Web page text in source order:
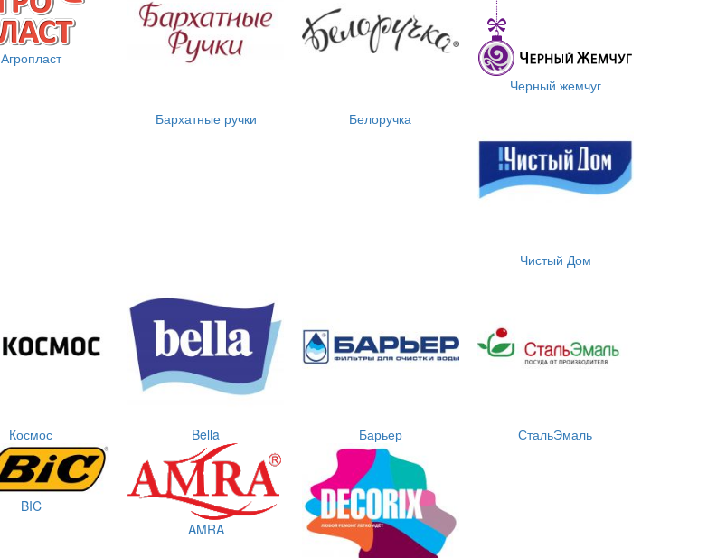
Агропласт
Бархатные ручки Белоручка
Черный жемчуг
Чистый Дом
Космос Bella Барьер СтальЭмаль
BIC
AMRA